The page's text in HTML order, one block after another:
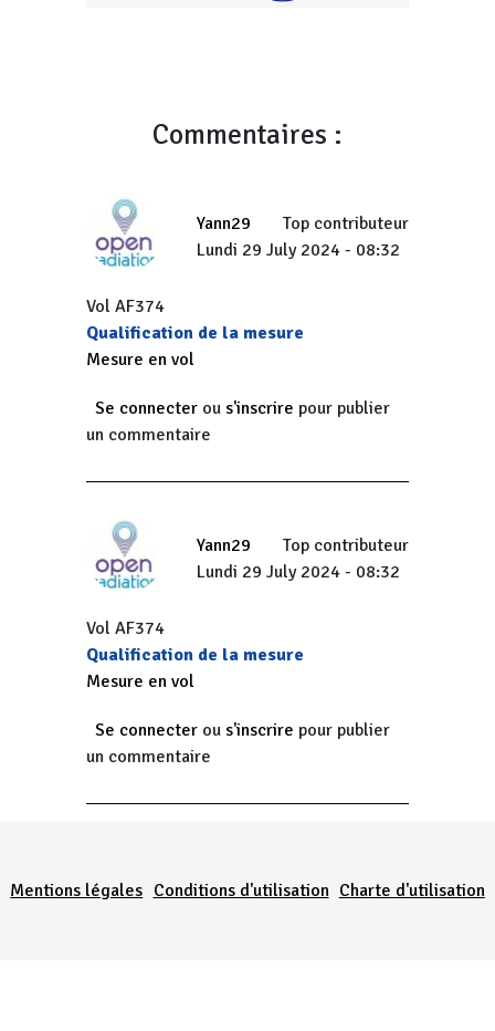
Commentaires :
Yann29
Top contributeur
Lundi 29 July 2024 - 08:32
Vol AF374
Qualification de la mesure
Mesure en vol
Se connecter ou s'inscrire pour publier
un commentaire
Yann29
Top contributeur
Lundi 29 July 2024 - 08:32
Vol AF374
Qualification de la mesure
Mesure en vol
Se connecter ou s'inscrire pour publier
un commentaire
Mentions légales Conditions d'utilisation Charte d'utilisation